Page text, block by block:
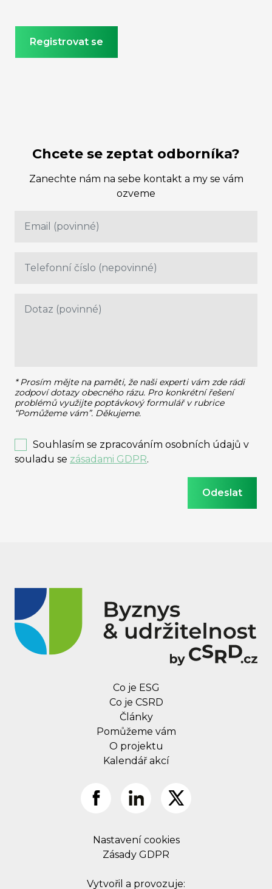
Registrovat se
Chcete se zeptat odborníka?
Zanechte nám na sebe kontakt a my se vám
ozveme
* Prosím mějte na paměti, že naši experti vám zde rádi
zodpoví dotazy obecného rázu. Pro konkrétní řešení
problémů využijte poptávkový formulář v rubrice
“Pomůžeme vám”. Děkujeme.
Souhlasím se zpracováním osobních údajů v
souladu se zásadami GDPR.
Co je ESG
Co je CSRD
Články
Pomůžeme vám
O projektu
Kalendář akcí
Nastavení cookies
Zásady GDPR
Vytvořil a provozuje: